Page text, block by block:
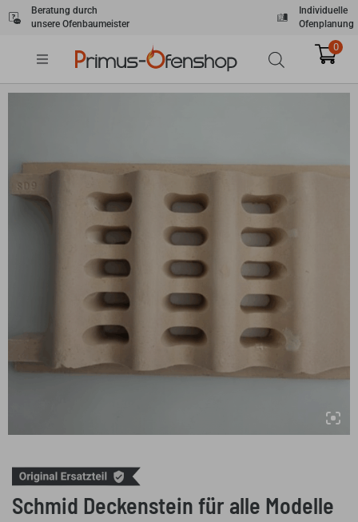
Zum
Inhalt
Beratung durch
unsere Ofenbaumeister
Individuelle
Ofenplanung
0
Schmid Deckenstein für alle Modelle